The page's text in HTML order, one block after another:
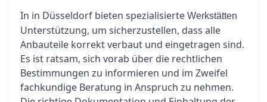
In in Düsseldorf bieten spezialisierte Werkstätten
Unterstützung, um sicherzustellen, dass alle
Anbauteile korrekt verbaut und eingetragen sind.
Es ist ratsam, sich vorab über die rechtlichen
Bestimmungen zu informieren und im Zweifel
fachkundige Beratung in Anspruch zu nehmen.